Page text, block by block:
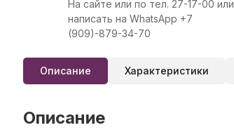
На сайте или по тел. 27-17-00 или
написать на WhatsApp +7
(909)-879-34-70
Описание Характеристики
Описание